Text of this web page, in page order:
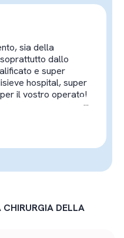
sia della
dallo
e super
hospital, super
il vostro operato!
DELLA